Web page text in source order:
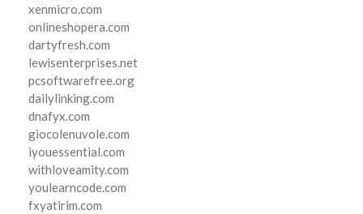
xenmicro.com
onlineshopera.com
dartyfresh.com
lewisenterprises.net
pcsoftwarefree.org
dailylinking.com
dnafyx.com
giocolenuvole.com
iyouessential.com
withloveamity.com
youlearncode.com
fxyatirim.com